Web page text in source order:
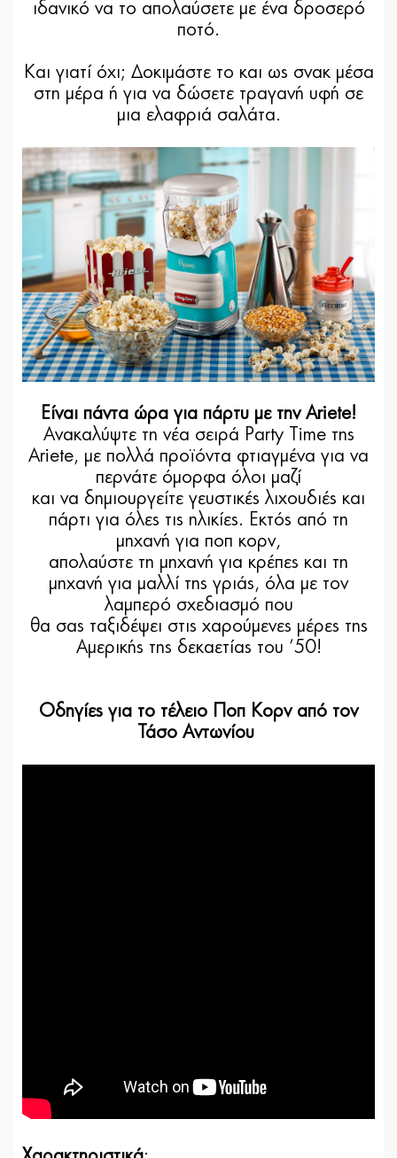
ιδανικό να το απολαύσετε με ένα δροσερό
ποτό.
Και γιατί όχι; Δοκιμάστε το και ως σνακ μέσα
στη μέρα ή για να δώσετε τραγανή υφή σε
μια ελαφριά σαλάτα.
Είναι πάντα ώρα για πάρτυ με την Ariete!
Ανακαλύψτε τη νέα σειρά Party Time της
Ariete, με πολλά προϊόντα φτιαγμένα για να
περνάτε όμορφα όλοι μαζί
και να δημιουργείτε γευστικές λιχουδιές και
πάρτι για όλες τις ηλικίες. Εκτός από τη
μηχανή για ποπ κορν,
απολαύστε τη μηχανή για κρέπες και τη
μηχανή για μαλλί της γριάς, όλα με τον
λαμπερό σχεδιασμό που
θα σας ταξιδέψει στις χαρούμενες μέρες της
Αμερικής της δεκαετίας του ’50!
Οδηγίες για το τέλειο Ποπ Κορν από τον
Τάσο Αντωνίου